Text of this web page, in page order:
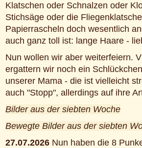
Klatschen oder Schnalzen oder
Stichsäge oder die
Papierrascheln doch wesentlich
auch ganz toll ist: lange Haare -
Nun wollen wir aber weiterfeiern.
ergattern wir noch ein
unserer Mama - die ist vielleicht
auch "Stopp", allerdings auf ihre
Bilder aus der siebten Woche
Bewegte Bilder aus der siebten
27.07.2026 Nun haben die 8